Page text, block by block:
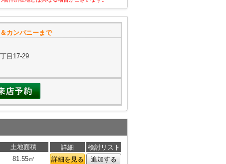
カンパニーまで
目17-29
土地面積 詳細
検討リスト
81.55㎡ 詳細を見る 追加する